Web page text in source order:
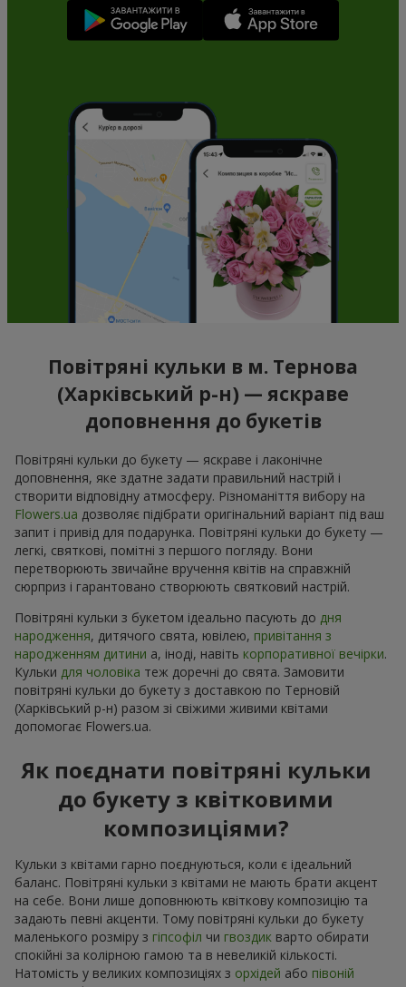
Повітряні кульки в м. Тернова
(Харківський р-н) — яскраве
доповнення до букетів
Повітряні кульки до букету — яскраве і лаконічне
доповнення, яке здатне задати правильний настрій і
створити відповідну атмосферу. Різноманіття вибору на
Flowers.ua дозволяє підібрати оригінальний варіант під ваш
запит і привід для подарунка. Повітряні кульки до букету —
легкі, святкові, помітні з першого погляду. Вони
перетворюють звичайне вручення квітів на справжній
сюрприз і гарантовано створюють святковий настрій.
Повітряні кульки з букетом ідеально пасують до дня
народження, дитячого свята, ювілею, привітання з
народженням дитини а, іноді, навіть корпоративної вечірки.
Кульки для чоловіка теж доречні до свята. Замовити
повітряні кульки до букету з доставкою по Терновій
(Харківський р-н) разом зі свіжими живими квітами
допомогає Flowers.ua.
Як поєднати повітряні кульки
до букету з квітковими
композиціями?
Кульки з квітами гарно поєднуються, коли є ідеальний
баланс. Повітряні кульки з квітами не мають брати акцент
на себе. Вони лише доповнюють квіткову композицію та
задають певні акценти. Тому повітряні кульки до букету
маленького розміру з гіпсофіл чи гвоздик варто обирати
спокійні за колірною гамою та в невеликій кількості.
Натомість у великих композиціях з орхідей або півоній